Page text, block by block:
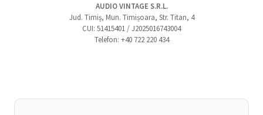
AUDIO VINTAGE S.R.L.
Jud. Timiș, Mun. Timișoara, Str. Titan, 4
CUI: 51415401 / J2025016743004
Telefon: +40 722 220 434